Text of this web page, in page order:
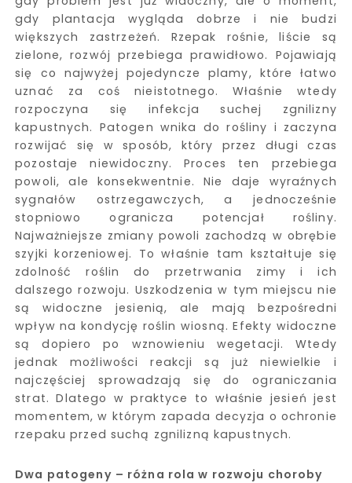
gdy plantacja wygląda dobrze i nie budzi
większych zastrzeżeń. Rzepak rośnie, liście są
zielone, rozwój przebiega prawidłowo. Pojawiają
się co najwyżej pojedyncze plamy, które łatwo
uznać za coś nieistotnego. Właśnie wtedy
rozpoczyna się infekcja suchej zgnilizny
kapustnych. Patogen wnika do rośliny i zaczyna
rozwijać się w sposób, który przez długi czas
pozostaje niewidoczny. Proces ten przebiega
powoli, ale konsekwentnie. Nie daje wyraźnych
sygnałów ostrzegawczych, a jednocześnie
stopniowo ogranicza potencjał rośliny.
Najważniejsze zmiany powoli zachodzą w obrębie
szyjki korzeniowej. To właśnie tam kształtuje się
zdolność roślin do przetrwania zimy i ich
dalszego rozwoju. Uszkodzenia w tym miejscu nie
są widoczne jesienią, ale mają bezpośredni
wpływ na kondycję roślin wiosną. Efekty widoczne
są dopiero po wznowieniu wegetacji. Wtedy
jednak możliwości reakcji są już niewielkie i
najczęściej sprowadzają się do ograniczania
strat. Dlatego w praktyce to właśnie jesień jest
momentem, w którym zapada decyzja o ochronie
rzepaku przed suchą zgnilizną kapustnych.
Dwa patogeny – różna rola w rozwoju choroby